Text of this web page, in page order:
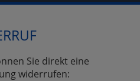
Sie direkt eine
widerrufen: